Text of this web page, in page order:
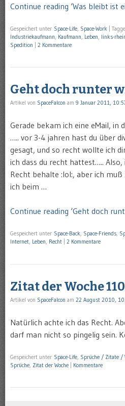
Continue reading ‘Was bleibt ist
Gespeichert unter Space-Life Space-Work
Industriekaufmann Kaufmann Leben links-
Spedition
2 Kommentare
Geht doch runter
Artikel von SpaceFalcon am 9 Januar 2011,
Gerade bekam ich eine eMail, in
….. vor 3-4 jahren hast du über
gesagt, und so recht wollte ich
ich dass du recht hattest…..
Recht behalte :lol:, aber ich
ich beim …
Continue reading ‘Geht doch
Gespeichert unter Space-Back, Space-Friends,
Internet, Leben, Recht 2 Kommentare
Zitat der Woche
Artikel von SpaceFalcon am 22 August 2010,
Natürlich achte ich das Recht.
darf man nicht so pingelig sein.
Gespeichert unter Space-Life, Sprüche / Zitate /
Sprüche, Zitat der Woche Kommentare